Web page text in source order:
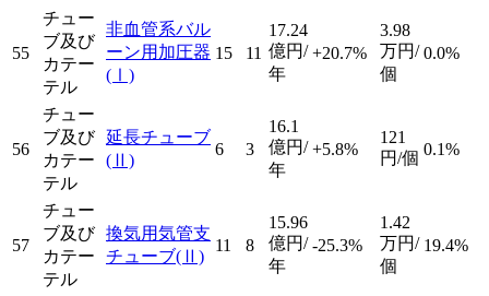
55
チュー
ブ及び
カテー
テル
非血管系バル
ーン用加圧器
(Ⅰ)
15 11
17.24
億円/
年
+20.7%
3.98
万円/
個
0.0%
56
チュー
ブ及び
カテー
テル
延長チューブ
(Ⅱ)
6 3
16.1
億円/
年
+5.8%
121
円/個 0.1%
57
チュー
ブ及び
カテー
テル
換気用気管支
チューブ(Ⅱ)
11 8
15.96
億円/
年
-25.3%
1.42
万円/
個
19.4%